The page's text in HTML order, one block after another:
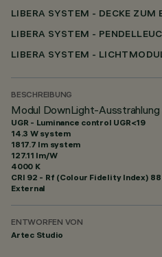
LIBERA SYSTEM - DECKE ZUM
LIBERA SYSTEM -
LIBERA SYSTEM -
BESCHREIBUNG
Modul DownLight-
UGR - Luminance control UGR<19
14.3 W system
1817.7 lm system
127.11 lm/W
4000 K
CRI 92 - Rf (Colour Fidelity Index) 88
External
ENTWORFEN VON
Artec Studio